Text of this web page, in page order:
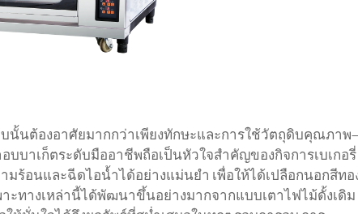
นั้นต้องอาศัยมากกว่าเพียงทักษะและการใช้วัตถุดิบคุณภาพ
บบาเก็ตระดับมืออาชีพถือเป็นหัวใจสำคัญของกิจการเบเกอรี่
มร้อนและฉีดไอน้ำได้อย่างแม่นยำ เพื่อให้ได้เปลือกนอกสีทอ
ะทางเหล่านี้ได้พัฒนาขึ้นอย่างมากจากแบบเตาไฟไม้ดั้งเดิม